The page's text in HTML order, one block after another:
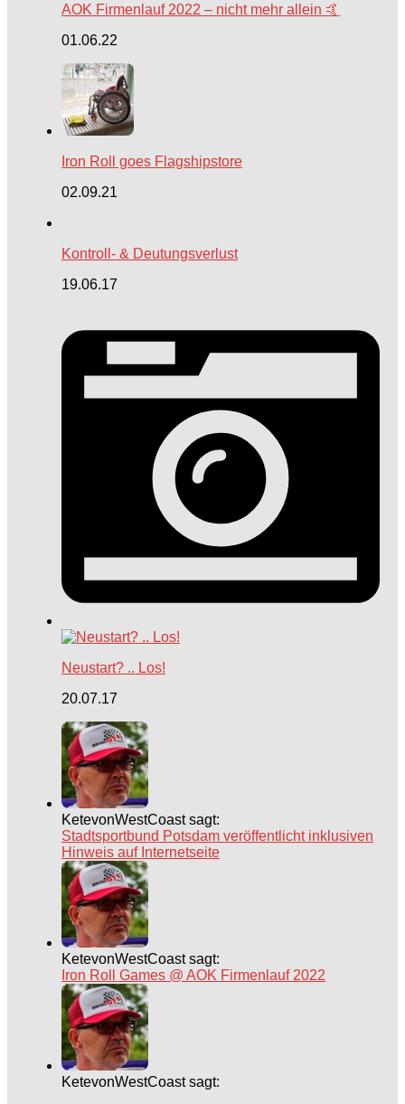
AOK Firmenlauf 2022 – nicht mehr allein 🤙
01.06.22
Iron Roll goes Flagshipstore
02.09.21
Kontroll- & Deutungsverlust
19.06.17
Neustart? .. Los!
20.07.17
KetevonWestCoast sagt:
Stadtsportbund Potsdam veröffentlicht inklusiven
Hinweis auf Internetseite
KetevonWestCoast sagt:
Iron Roll Games @ AOK Firmenlauf 2022
KetevonWestCoast sagt: